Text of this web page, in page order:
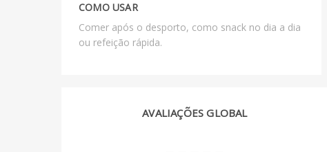
COMO USAR
Comer após o desporto, como snack no dia a dia
ou refeição rápida.
AVALIAÇÕES GLOBAL